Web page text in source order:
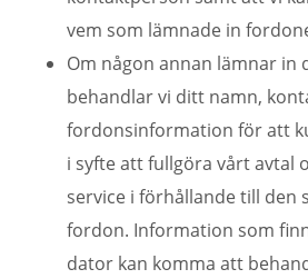
vem som lämnade in
Om någon annan lämnar in
behandlar vi ditt namn,
fordonsinformation för att
i syfte att fullgöra vårt avtal
service i förhållande till den
fordon. Information som
dator kan komma att